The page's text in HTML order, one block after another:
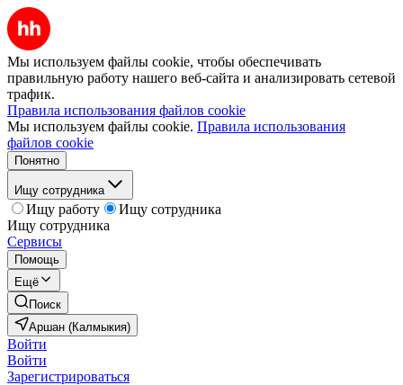
Мы используем файлы cookie, чтобы обеспечивать
правильную работу нашего веб-сайта и анализировать сетевой
трафик.
Правила использования файлов cookie
Мы используем файлы cookie. Правила использования
файлов cookie
Понятно
Ищу сотрудника
Ищу работу
Ищу сотрудника
Ищу сотрудника
Сервисы
Помощь
Ещё
Поиск
Аршан (Калмыкия)
Войти
Войти
Зарегистрироваться